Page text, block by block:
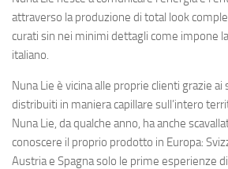
attraverso la produzione di total look
curati sin nei minimi dettagli come impone
italiano.
Nuna Lie è vicina alle proprie clienti grazie
distribuiti in maniera capillare sull’intero
Nuna Lie, da qualche anno, ha anche
conoscere il proprio prodotto in Europa:
Austria e Spagna solo le prime esperienze